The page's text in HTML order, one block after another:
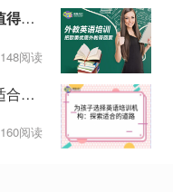
一对一英语线上课程平台有哪些值得推荐
148阅读
为孩子选择英语培训机构：探索适合的道路
160阅读